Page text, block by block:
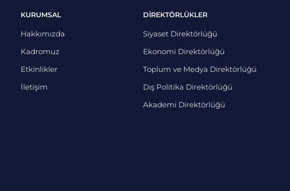
KURUMSAL
Hakkımızda
Kadromuz
Etkinlikler
İletişim
DİREKTÖRLÜKLER
Siyaset Direktörlüğü
Ekonomi Direktörlüğü
Toplum ve Medya Direktörlüğü
Dış Politika Direktörlüğü
Akademi Direktörlüğü